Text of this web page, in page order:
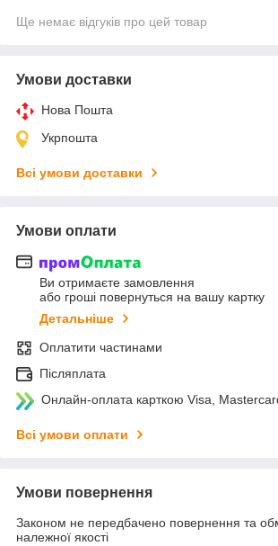
Ще немає відгуків про цей товар
Умови доставки
Нова Пошта
Укрпошта
Всі умови доставки
Умови оплати
Ви отримаєте замовлення
або гроші повернуться на вашу картку
Детальніше
Оплатити частинами
Післяплата
Онлайн-оплата карткою Visa,
Всі умови оплати
Умови повернення
Законом не передбачено повернення та
належної якості